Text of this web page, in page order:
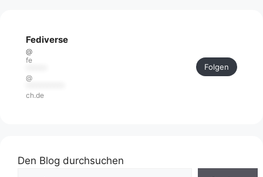
Fediverse
@
fe
@
ch.de
Folgen
Den Blog durchsuchen